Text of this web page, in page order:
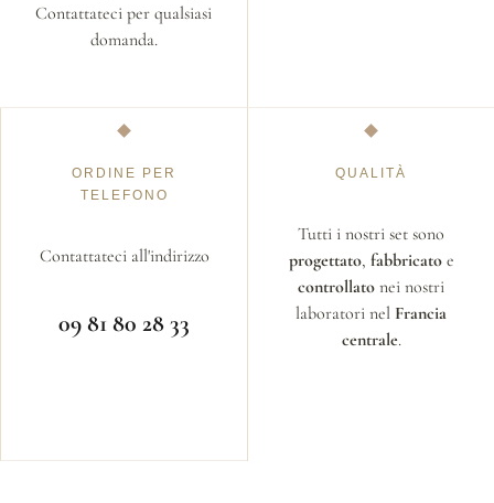
Contattateci per qualsiasi
domanda.
ORDINE PER
TELEFONO
Contattateci all'indirizzo
09 81 80 28 33
QUALITÀ
Tutti i nostri set sono
progettato, fabbricatoe
controllato nei nostri
laboratori nel Francia
centrale.